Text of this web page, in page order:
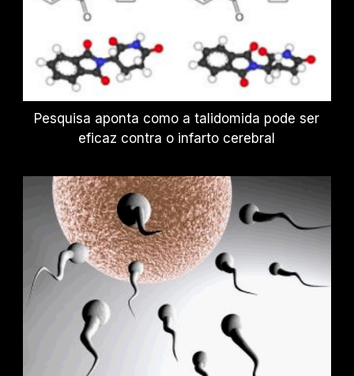
Pesquisa aponta como a talidomida pode ser
eficaz contra o infarto cerebral